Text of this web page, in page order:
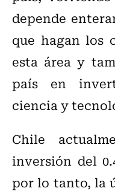
depende
que hagan los
esta área y
país en
ciencia y
Chile
inversión del
por lo tanto, la